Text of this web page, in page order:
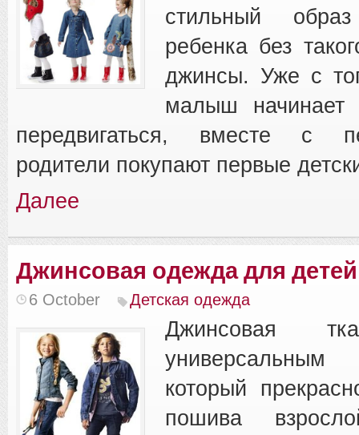
стильный
ребенка без
джинсы. Уже с
малыш начинает
передвигаться, вместе с
родители покупают первые
Далее
Джинсовая одежда для детей
6 October Детская одежда
Джинсовая
который
пошива